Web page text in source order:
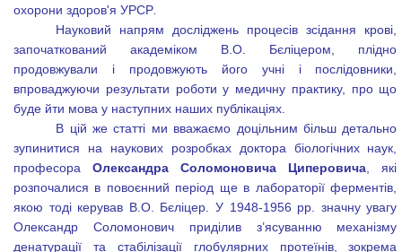
охорони здоров'я УРСР.
Науковий напрям досліджень процесів зсідання крові,
започаткований академіком В.О. Бєліцером, плідно
продовжували і продовжують його учні і послідовники,
впроваджуючи результати роботи у медичну практику, про що
буде йти мова у наступних наших публікаціях.
В цій же статті ми вважаємо доцільним більш детально
зупинитися на наукових розробках доктора біологічних наук,
професораОлександра Соломоновича Циперовича, які
розпочалися в повоєнний період ще в лабораторії ферментів,
якою тоді керував В.О. Бєліцер. У 1948-1956 рр. значну увагу
Олександр Соломонович приділив з’ясуванню механізму
денатурації та стабілізації глобулярних протеїнів, зокрема